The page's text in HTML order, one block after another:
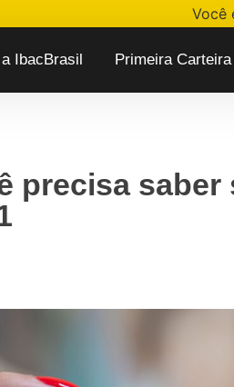
Você
IbacBrasil Primeira Carteira
precisa